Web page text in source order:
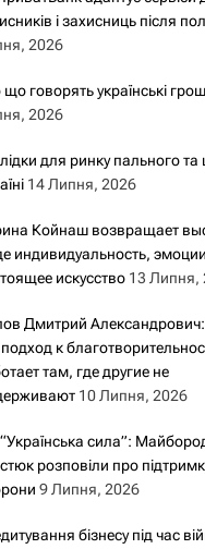
і захисниць після
2026
що говорять українські
2026
для ринку пального та
14 Липня, 2026
Койнаш возвращает
индивидуальность,
искусство 13 Липня,
Дмитрий
к
там, где другие не
10 Липня, 2026
сила”:
розповіли про
9 Липня, 2026
бізнесу під час